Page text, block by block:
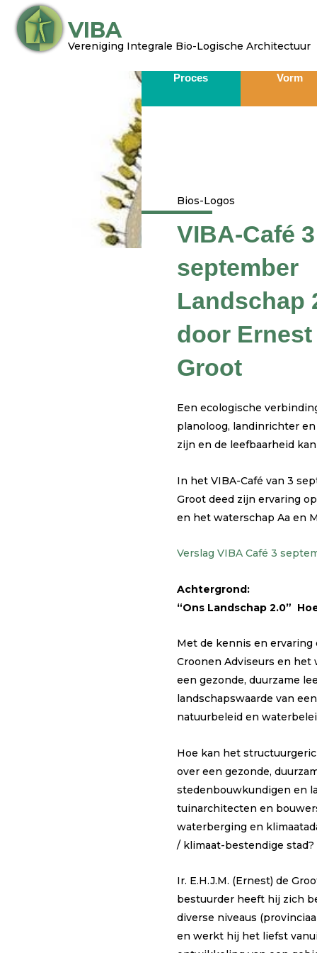
naar
VIBA
Vereniging Integrale Bio-Logische Architectuur​
Proces Vorm
Bios-Logos
VIBA-Café 3
september
Landschap
door Ernest
Groot
Een ecologische
planoloog, landinrichter
zijn en de leefbaarheid
In het VIBA-Café van 3
Groot deed zijn ervaring
en het waterschap Aa en
Verslag VIBA Café 3
Achtergrond:
“Ons Landschap 2.0”
Met de kennis en ervaring
Croonen Adviseurs en het
een gezonde, duurzame
landschapswaarde van
natuurbeleid en
Hoe kan het
over een gezonde,
stedenbouwkundigen en
tuinarchitecten en
waterberging en
/ klimaat-bestendige stad?
Ir. E.H.J.M. (Ernest) de
bestuurder heeft hij zich
diverse niveaus
en werkt hij het liefst